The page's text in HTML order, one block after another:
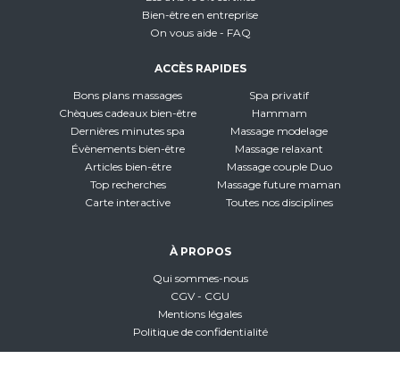
Bien-être en entreprise
On vous aide - FAQ
ACCÈS RAPIDES
Bons plans massages
Chèques cadeaux bien-être
Dernières minutes spa
Évènements bien-être
Articles bien-être
Top recherches
Carte interactive
Spa privatif
Hammam
Massage modelage
Massage relaxant
Massage couple Duo
Massage future maman
Toutes nos disciplines
À PROPOS
Qui sommes-nous
CGV - CGU
Mentions légales
Politique de confidentialité